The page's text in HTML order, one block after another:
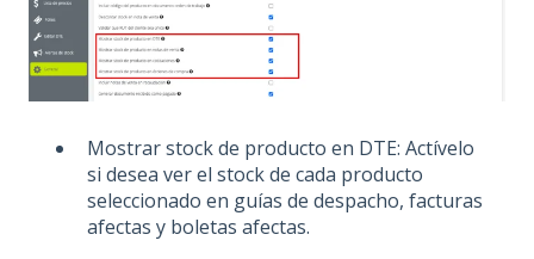
Mostrar stock de producto en DTE: Actívelo
si desea ver el stock de cada producto
seleccionado en guías de despacho, facturas
afectas y boletas afectas.